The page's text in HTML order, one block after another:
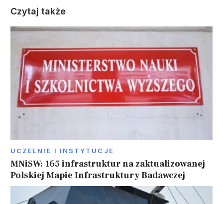
Czytaj także
UCZELNIE I INSTYTUCJE
MNiSW: 165 infrastruktur na zaktualizowanej
Polskiej Mapie Infrastruktury Badawczej